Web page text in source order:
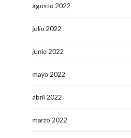
agosto 2022
julio 2022
junio 2022
mayo 2022
abril 2022
marzo 2022